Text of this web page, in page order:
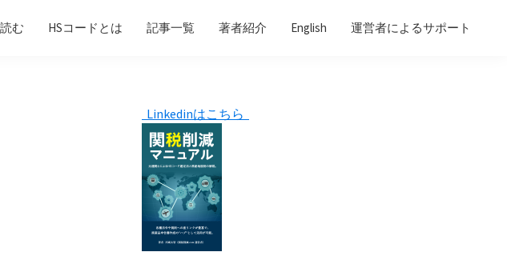
む HSコードとは 記事一覧 著者紹介 English 運営者によるサポート
Primary
Sidebar
Linkedinはこちら